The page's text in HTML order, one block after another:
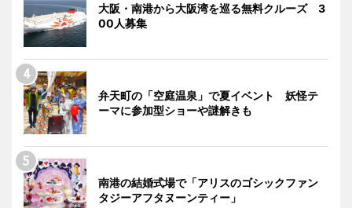
大阪・南港から大阪湾を巡る無料クルーズ 3
00人募集
弁天町の「空庭温泉」で夏イベント 妖怪テ
ーマに参加型ショーや謎解きも
南港の結婚式場で「アリスのゴシックファン
タジーアフタヌーンティー」